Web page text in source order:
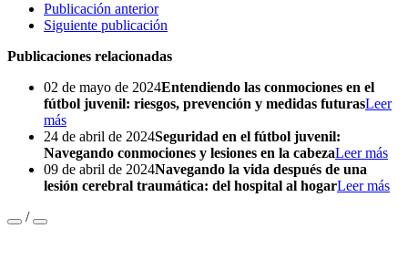
Publicación anterior
Siguiente publicación
Publicaciones relacionadas
02 de mayo de 2024Entendiendo las conmociones en el
fútbol juvenil: riesgos, prevención y medidas futurasLeer
más
24 de abril de 2024Seguridad en el fútbol juvenil:
Navegando conmociones y lesiones en la cabezaLeer más
09 de abril de 2024Navegando la vida después de una
lesión cerebral traumática: del hospital al hogarLeer más
/